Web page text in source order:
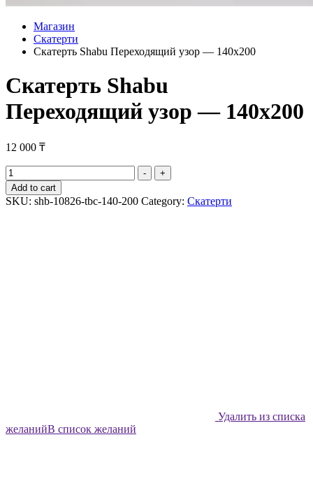
Магазин
Скатерти
Скатерть Shabu Переходящий узор — 140х200
Скатерть Shabu
Переходящий узор — 140х200
12 000 ₸
Скатерть
Shabu
Переходящий
узор
-
+
Add to cart
SKU: shb-10826-tbc-140-200 Category: Скатерти
Удалить из списка
желанийВ список желаний